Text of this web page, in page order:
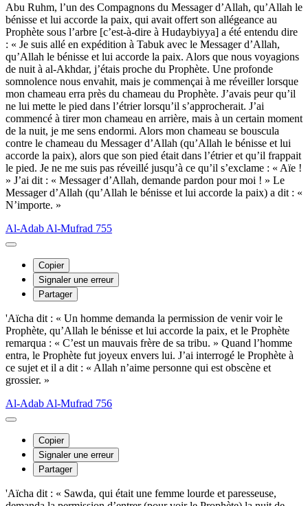
Abu Ruhm, l’un des Compagnons du Messager d’Allah, qu’Allah le
bénisse et lui accorde la paix, qui avait offert son allégeance au
Prophète sous l’arbre [c’est-à-dire à Hudaybiyya] a été entendu dire
: « Je suis allé en expédition à Tabuk avec le Messager d’Allah,
qu’Allah le bénisse et lui accorde la paix. Alors que nous voyagions
de nuit à al-Akhdar, j’étais proche du Prophète. Une profonde
somnolence nous envahit, mais je commençai à me réveiller lorsque
mon chameau erra près du chameau du Prophète. J’avais peur qu’il
ne lui mette le pied dans l’étrier lorsqu’il s’approcherait. J’ai
commencé à tirer mon chameau en arrière, mais à un certain moment
de la nuit, je me sens endormi. Alors mon chameau se bouscula
contre le chameau du Messager d’Allah (qu’Allah le bénisse et lui
accorde la paix), alors que son pied était dans l’étrier et qu’il frappait
le pied. Je ne me suis pas réveillé jusqu’à ce qu’il s’exclame : « Aïe !
» J’ai dit : « Messager d’Allah, demande pardon pour moi ! » Le
Messager d’Allah (qu’Allah le bénisse et lui accorde la paix) a dit : «
N’importe. »
Al-Adab Al-Mufrad 755
Copier
Signaler une erreur
Partager
'Aïcha dit : « Un homme demanda la permission de venir voir le
Prophète, qu’Allah le bénisse et lui accorde la paix, et le Prophète
remarqua : « C’est un mauvais frère de sa tribu. » Quand l’homme
entra, le Prophète fut joyeux envers lui. J’ai interrogé le Prophète à
ce sujet et il a dit : « Allah n’aime personne qui est obscène et
grossier. »
Al-Adab Al-Mufrad 756
Copier
Signaler une erreur
Partager
'Aïcha dit : « Sawda, qui était une femme lourde et paresseuse,